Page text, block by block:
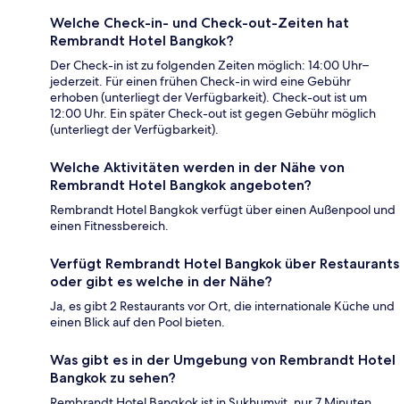
Welche Check-in- und Check-out-Zeiten hat
Rembrandt Hotel Bangkok?
Der Check-in ist zu folgenden Zeiten möglich: 14:00 Uhr–
jederzeit. Für einen frühen Check-in wird eine Gebühr
erhoben (unterliegt der Verfügbarkeit). Check-out ist um
12:00 Uhr. Ein später Check-out ist gegen Gebühr möglich
(unterliegt der Verfügbarkeit).
Welche Aktivitäten werden in der Nähe von
Rembrandt Hotel Bangkok angeboten?
Rembrandt Hotel Bangkok verfügt über einen Außenpool und
einen Fitnessbereich.
Verfügt Rembrandt Hotel Bangkok über Restaurants
oder gibt es welche in der Nähe?
Ja, es gibt 2 Restaurants vor Ort, die internationale Küche und
einen Blick auf den Pool bieten.
Was gibt es in der Umgebung von Rembrandt Hotel
Bangkok zu sehen?